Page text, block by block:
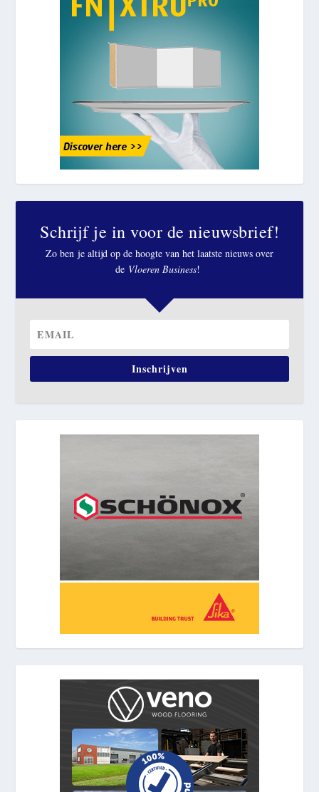
Schrijf je in voor de nieuwsbrief!
Zo ben je altijd op de hoogte van het laatste nieuws over
de Vloeren Business!
Inschrijven